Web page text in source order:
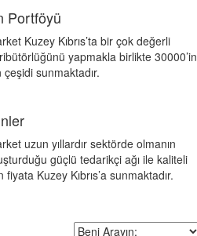
Portföyü
Kuzey Kıbrıs’ta bir çok değerli
yapmakla birlikte 30000’in
sunmaktadır.
uzun yıllardır sektörde olmanın
güçlü tedarikçi ağı ile kaliteli
Kuzey Kıbrıs’a sunmaktadır.